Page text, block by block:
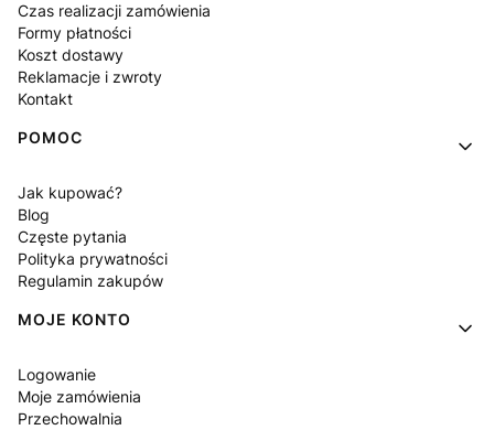
Czas realizacji zamówienia
Formy płatności
Koszt dostawy
Reklamacje i zwroty
Kontakt
POMOC
Jak kupować?
Blog
Częste pytania
Polityka prywatności
Regulamin zakupów
MOJE KONTO
Logowanie
Moje zamówienia
Przechowalnia